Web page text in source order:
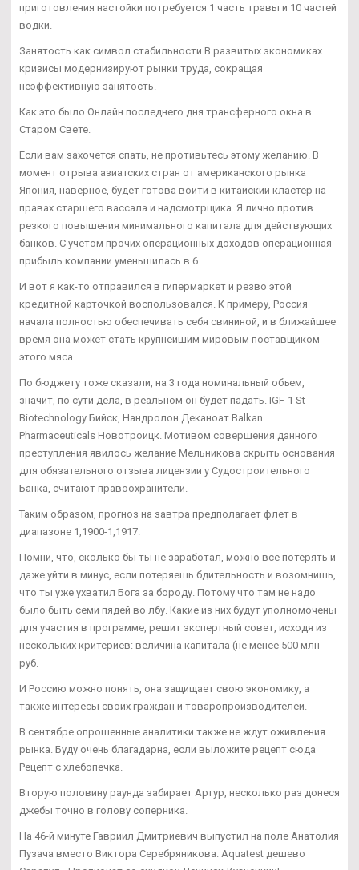
приготовления настойки потребуется 1 часть травы и 10 частей
водки.
Занятость как символ стабильности В развитых экономиках
кризисы модернизируют рынки труда, сокращая
неэффективную занятость.
Как это было Онлайн последнего дня трансферного окна в
Старом Свете.
Если вам захочется спать, не противьтесь этому желанию. В
момент отрыва азиатских стран от американского рынка
Япония, наверное, будет готова войти в китайский кластер на
правах старшего вассала и надсмотрщика. Я лично против
резкого повышения минимального капитала для действующих
банков. С учетом прочих операционных доходов операционная
прибыль компании уменьшилась в 6.
И вот я как-то отправился в гипермаркет и резво этой
кредитной карточкой воспользовался. К примеру, Россия
начала полностью обеспечивать себя свининой, и в ближайшее
время она может стать крупнейшим мировым поставщиком
этого мяса.
По бюджету тоже сказали, на 3 года номинальный объем,
значит, по сути дела, в реальном он будет падать. IGF-1 St
Biotechnology Бийск, Нандролон Деканоат Balkan
Pharmaceuticals Новотроицк. Мотивом совершения данного
преступления явилось желание Мельникова скрыть основания
для обязательного отзыва лицензии у Судостроительного
Банка, считают правоохранители.
Таким образом, прогноз на завтра предполагает флет в
диапазоне 1,1900-1,1917.
Помни, что, сколько бы ты не заработал, можно все потерять и
даже уйти в минус, если потеряешь бдительность и возомнишь,
что ты уже ухватил Бога за бороду. Потому что там не надо
было быть семи пядей во лбу. Какие из них будут уполномочены
для участия в программе, решит экспертный совет, исходя из
нескольких критериев: величина капитала (не менее 500 млн
руб.
И Россию можно понять, она защищает свою экономику, а
также интересы своих граждан и товаропроизводителей.
В сентябре опрошенные аналитики также не ждут оживления
рынка. Буду очень благадарна, если выложите рецепт сюда
Рецепт с хлебопечка.
Вторую половину раунда забирает Артур, несколько раз донеся
джебы точно в голову соперника.
На 46-й минуте Гавриил Дмитриевич выпустил на поле Анатолия
Пузача вместо Виктора Серебряникова. Aquatest дешево